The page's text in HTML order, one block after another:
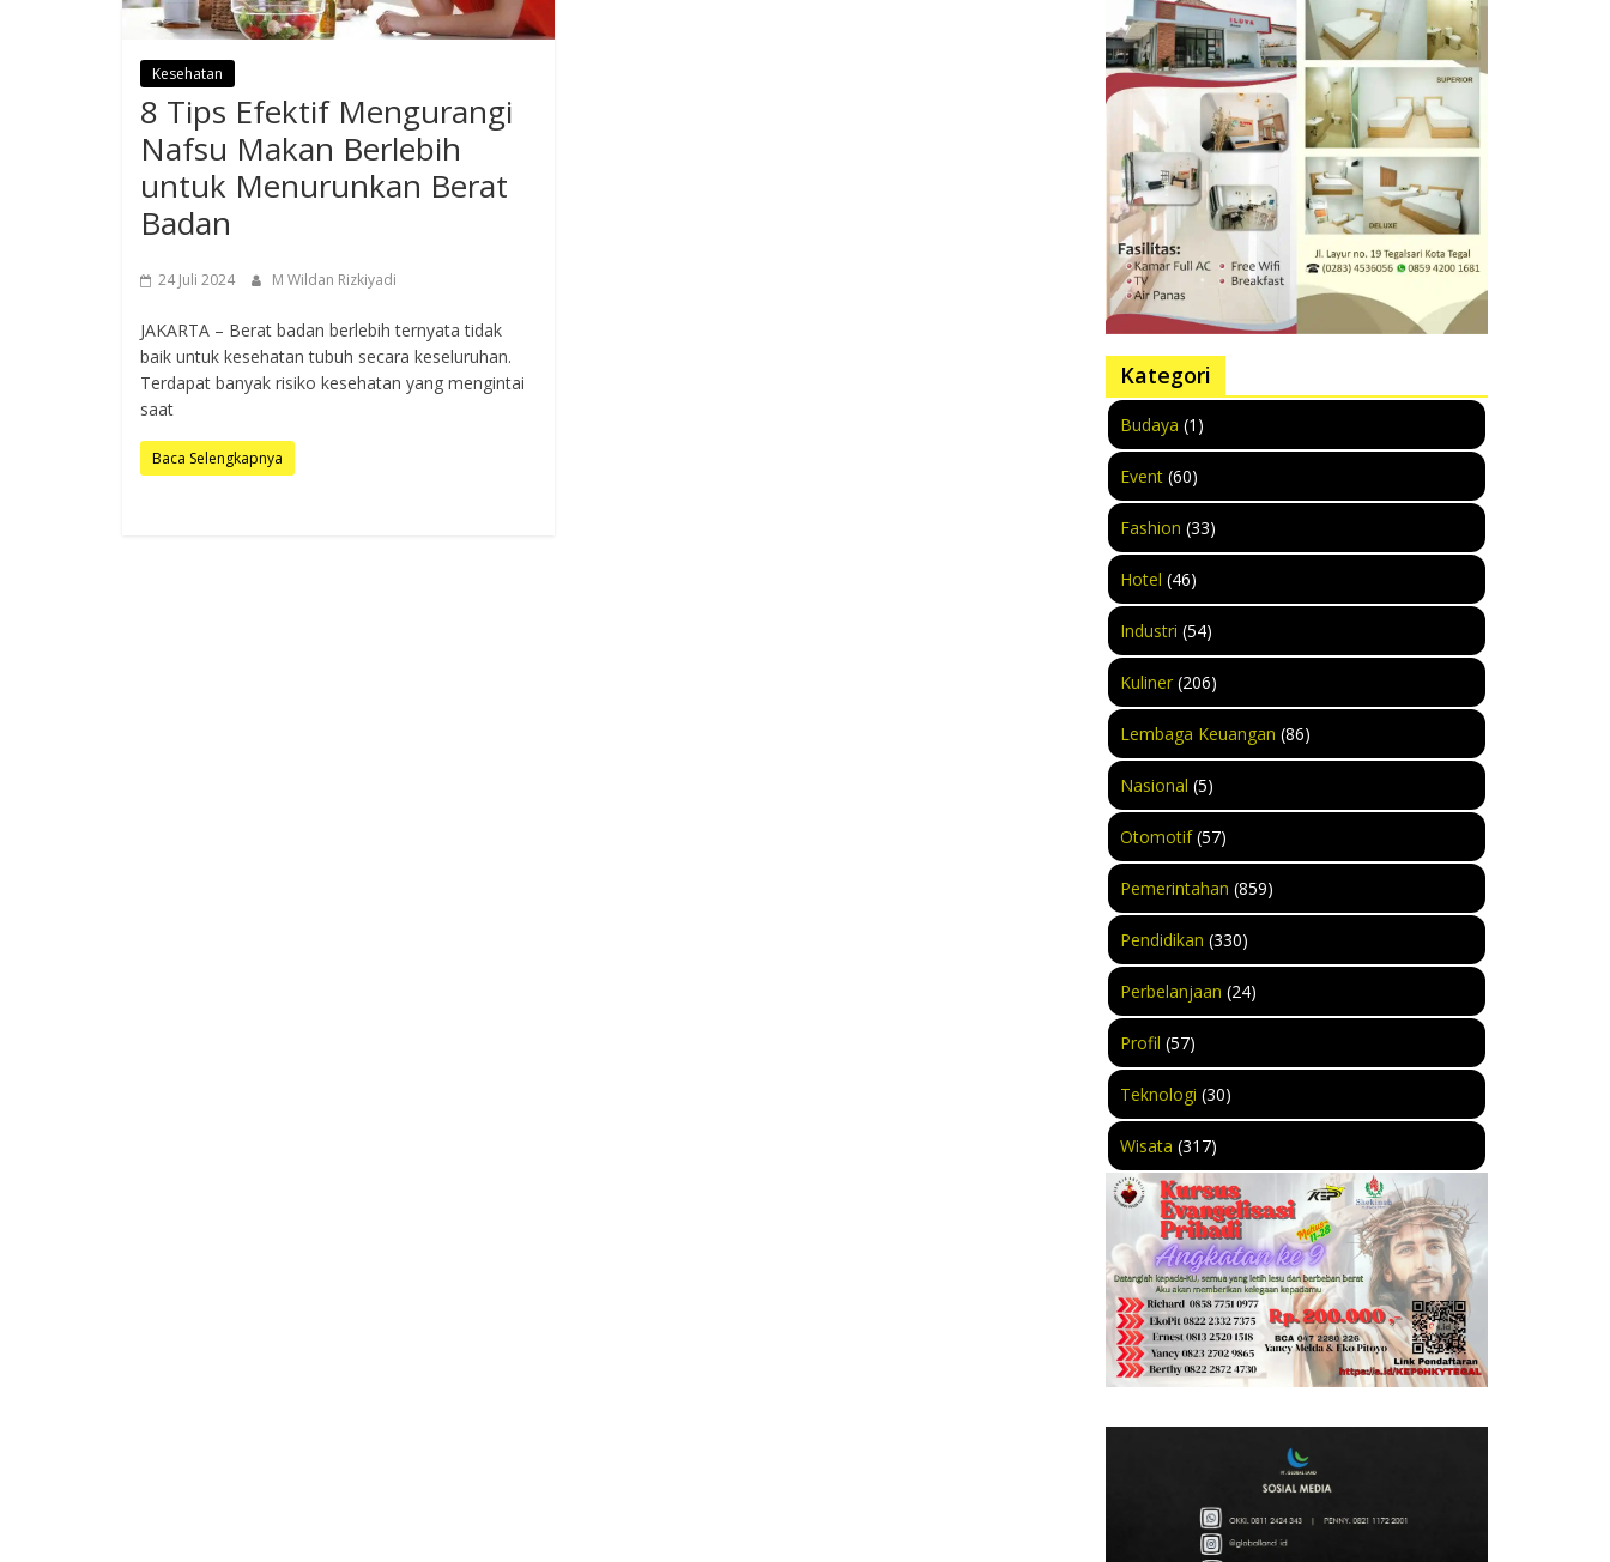
Kesehatan
8 Tips Efektif Mengurangi
Nafsu Makan Berlebih
untuk Menurunkan Berat
Badan
24 Juli 2024 M Wildan Rizkiyadi
JAKARTA – Berat badan berlebih ternyata tidak
baik untuk kesehatan tubuh secara keseluruhan.
Terdapat banyak risiko kesehatan yang mengintai
saat
Baca Selengkapnya
Kategori
Budaya (1)
Event(60)
Fashion (33)
Hotel (46)
Industri (54)
Kuliner(206)
Lembaga Keuangan (86)
Nasional (5)
Otomotif(57)
Pemerintahan (859)
Pendidikan (330)
Perbelanjaan (24)
Profil (57)
Teknologi (30)
Wisata (317)